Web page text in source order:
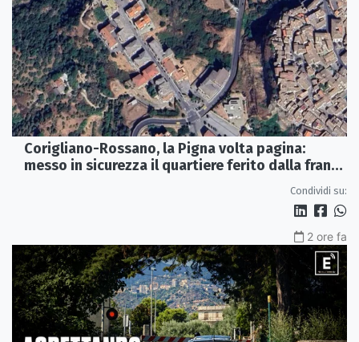
Corigliano-Rossano, la Pigna volta pagina:
messo in sicurezza il quartiere ferito dalla frana
Condividi su:
2 ore fa